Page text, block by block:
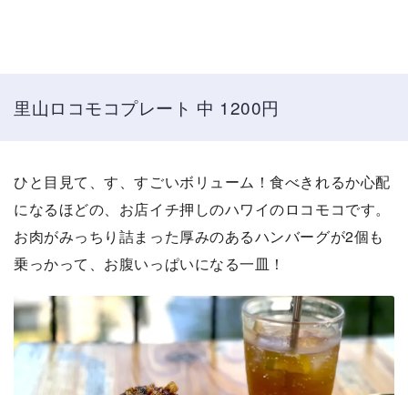
里山ロコモコプレート 中 1200円
ひと目見て、す、すごいボリューム！食べきれるか心配
になるほどの、お店イチ押しのハワイのロコモコです。
お肉がみっちり詰まった厚みのあるハンバーグが2個も
乗っかって、お腹いっぱいになる一皿！